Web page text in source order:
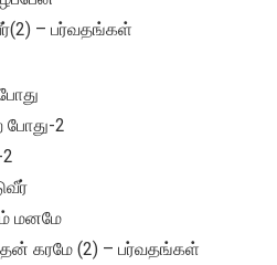
– பர்வதங்கள்
2
மனமே
கரமே (2) – பர்வதங்கள்